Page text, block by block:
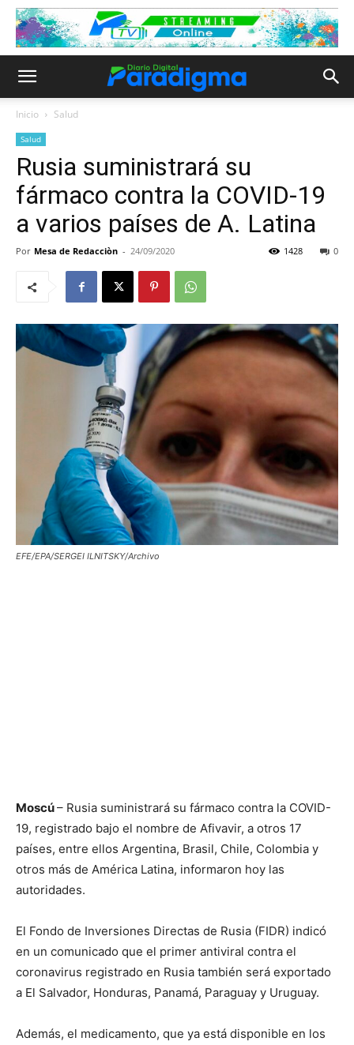
Inicio Salud
Salud
Rusia suministrará su
fármaco contra la COVID-19
a varios países de A. Latina
Por Mesa de Redacciòn - 24/09/2020 0
1428
EFE/EPA/SERGEI ILNITSKY/Archivo
Moscú– Rusia suministrará su fármaco contra la COVID-
19, registrado bajo el nombre de Afivavir, a otros 17
países, entre ellos Argentina, Brasil, Chile, Colombia y
otros más de América Latina, informaron hoy las
autoridades.
El Fondo de Inversiones Directas de Rusia (FIDR) indicó
en un comunicado que el primer antiviral contra el
coronavirus registrado en Rusia también será exportado
a El Salvador, Honduras, Panamá, Paraguay y Uruguay.
Además, el medicamento, que ya está disponible en los